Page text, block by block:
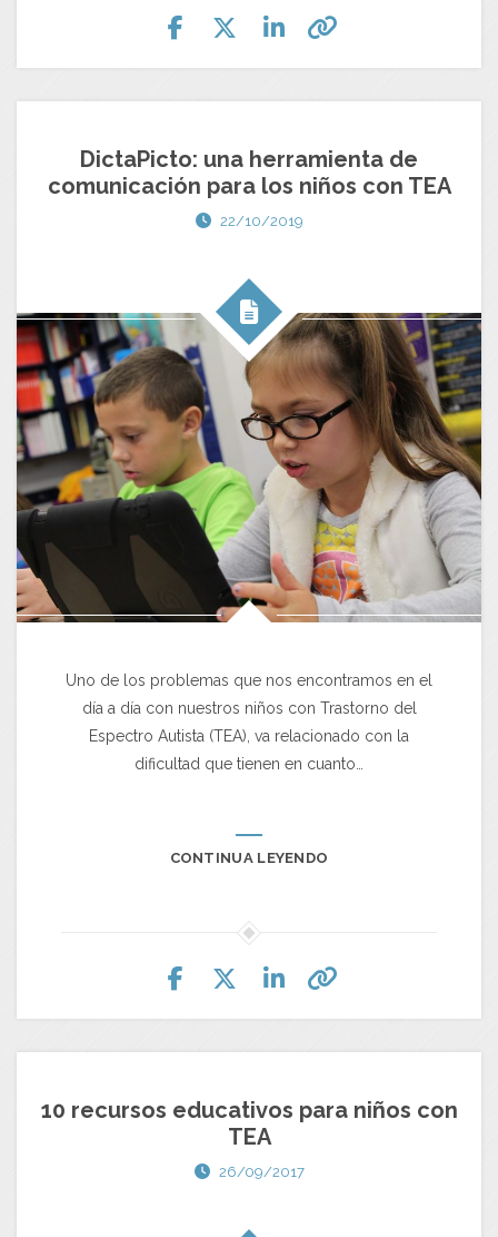
DictaPicto: una herramienta de
comunicación para los niños con TEA
22/10/2019
Uno de los problemas que nos encontramos en el
día a día con nuestros niños con Trastorno del
Espectro Autista (TEA), va relacionado con la
dificultad que tienen en cuanto…
CONTINUA LEYENDO
10 recursos educativos para niños con
TEA
26/09/2017